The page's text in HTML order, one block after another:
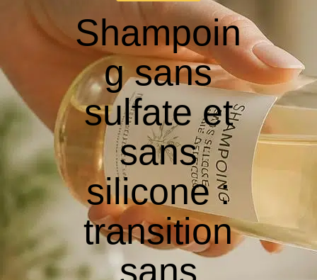
Shampoin
g sans
sulfate et
sans
silicone :
transition
sans